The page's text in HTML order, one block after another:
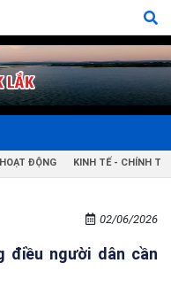
ĐỘNG KINH TẾ - CHÍNH TRỊ
02/06/2026
điều người dân cần